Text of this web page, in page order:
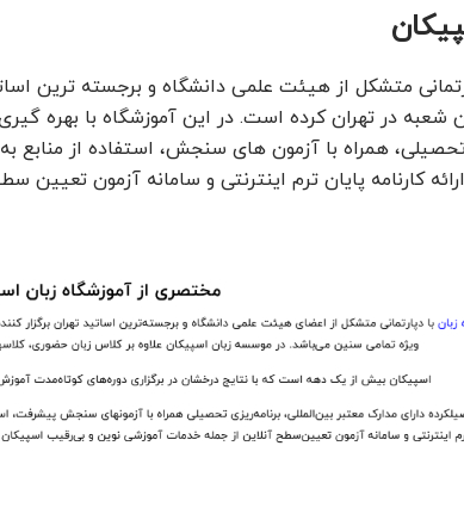
متشکل از هیئت علمی دانشگاه و برجسته ترین
شعبه در تهران کرده است. در این آموزشگاه با بهره
تحصیلی، همراه با آزمون های سنجش، استفاده از منابع
کارنامه پایان ترم اینترنتی و سامانه آزمون